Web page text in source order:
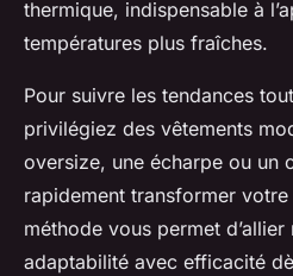
thermique, indispensable à
températures plus fraîches.
Pour suivre les tendances
privilégiez des vêtements
oversize, une écharpe ou un
rapidement transformer
méthode vous permet
adaptabilité avec efficacité